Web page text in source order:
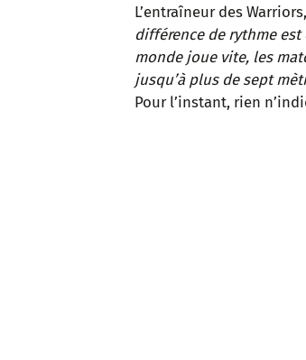
L’entraîneur des
différence de rythme est
monde joue vite, les
jusqu’à plus de sept
Pour l’instant, rien